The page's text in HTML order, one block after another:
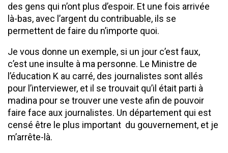
des gens qui n’ont plus d’espoir. Et une fois arrivée
là-bas, avec l’argent du contribuable, ils se
permettent de faire du n’importe quoi.
Je vous donne un exemple, si un jour c’est faux,
c’est une insulte à ma personne. Le Ministre de
l’éducation K au carré, des journalistes sont allés
pour l’interviewer, et il se trouvait qu’il était parti à
madina pour se trouver une veste afin de pouvoir
faire face aux journalistes. Un département qui est
censé être le plus important du gouvernement, et je
m’arrête-là.